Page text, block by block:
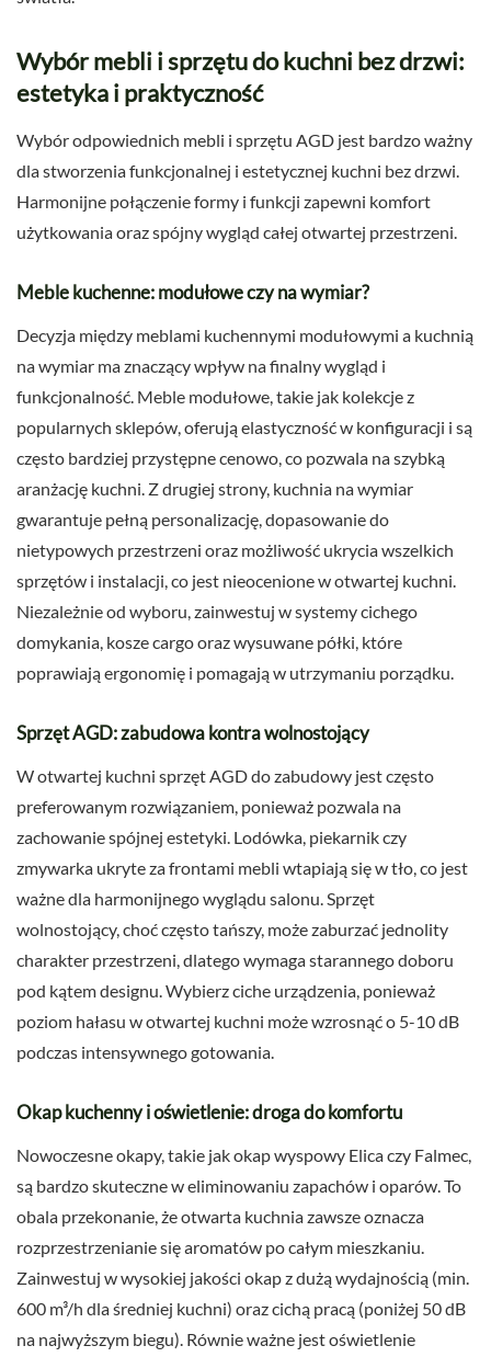
Wybór mebli i sprzętu do kuchni bez drzwi:
estetyka i praktyczność
Wybór odpowiednich mebli i sprzętu AGD jest bardzo ważny
dla stworzenia funkcjonalnej i estetycznej kuchni bez drzwi.
Harmonijne połączenie formy i funkcji zapewni komfort
użytkowania oraz spójny wygląd całej otwartej przestrzeni.
Meble kuchenne: modułowe czy na wymiar?
Decyzja między meblami kuchennymi modułowymi a kuchnią
na wymiar ma znaczący wpływ na finalny wygląd i
funkcjonalność. Meble modułowe, takie jak kolekcje z
popularnych sklepów, oferują elastyczność w konfiguracji i są
często bardziej przystępne cenowo, co pozwala na szybką
aranżację kuchni. Z drugiej strony, kuchnia na wymiar
gwarantuje pełną personalizację, dopasowanie do
nietypowych przestrzeni oraz możliwość ukrycia wszelkich
sprzętów i instalacji, co jest nieocenione w otwartej kuchni.
Niezależnie od wyboru, zainwestuj w systemy cichego
domykania, kosze cargo oraz wysuwane półki, które
poprawiają ergonomię i pomagają w utrzymaniu porządku.
Sprzęt AGD: zabudowa kontra wolnostojący
W otwartej kuchni sprzęt AGD do zabudowy jest często
preferowanym rozwiązaniem, ponieważ pozwala na
zachowanie spójnej estetyki. Lodówka, piekarnik czy
zmywarka ukryte za frontami mebli wtapiają się w tło, co jest
ważne dla harmonijnego wyglądu salonu. Sprzęt
wolnostojący, choć często tańszy, może zaburzać jednolity
charakter przestrzeni, dlatego wymaga starannego doboru
pod kątem designu. Wybierz ciche urządzenia, ponieważ
poziom hałasu w otwartej kuchni może wzrosnąć o 5-10 dB
podczas intensywnego gotowania.
Okap kuchenny i oświetlenie: droga do komfortu
Nowoczesne okapy, takie jak okap wyspowy Elica czy Falmec,
są bardzo skuteczne w eliminowaniu zapachów i oparów. To
obala przekonanie, że otwarta kuchnia zawsze oznacza
rozprzestrzenianie się aromatów po całym mieszkaniu.
Zainwestuj w wysokiej jakości okap z dużą wydajnością (min.
600 m³/h dla średniej kuchni) oraz cichą pracą (poniżej 50 dB
na najwyższym biegu). Równie ważne jest oświetlenie